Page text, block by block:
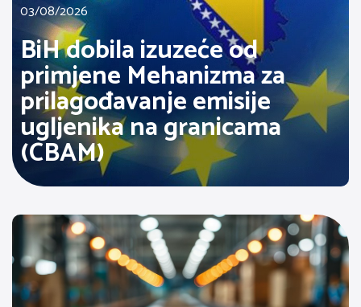
03/08/2026
BiH dobila izuzeće od
primjene Mehanizma za
prilagođavanje emisije
ugljenika na granicama
(CBAM)